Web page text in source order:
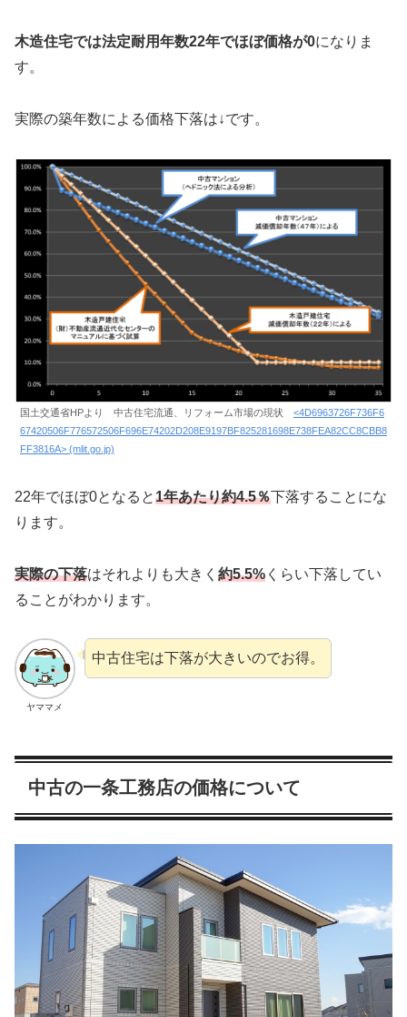
木造住宅では法定耐用年数22年でほぼ価格が0になりま
す。
実際の築年数による価格下落は↓です。
国土交通省HPより 中古住宅流通、リフォーム市場の現状 <4D6963726F736F6
67420506F776572506F696E74202D208E9197BF825281698E738FEA82CC8CBB8
FF3816A> (mlit.go.jp)
22年でほぼ0となると1年あたり約4.5％下落することにな
ります。
実際の下落はそれよりも大きく 約5.5% くらい下落してい
ることがわかります。
ヤママメ
中古住宅は下落が大きいのでお得。
中古の一条工務店の価格について